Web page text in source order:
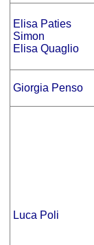
Elisa Paties
Simon
Elisa Quaglio
Giorgia Penso
Luca Poli